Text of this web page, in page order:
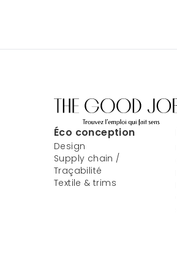
Éco conception
Design
Supply chain /
Traçabilité
Textile & trims